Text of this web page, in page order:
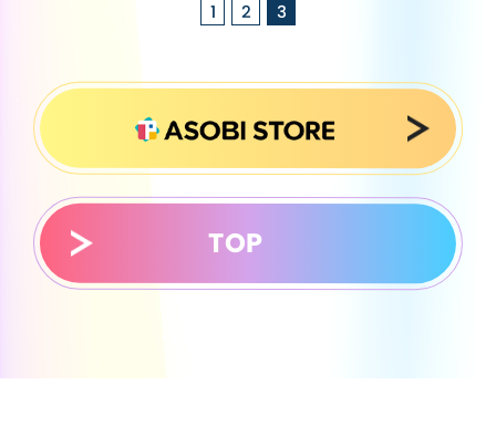
1 2 3
TOP